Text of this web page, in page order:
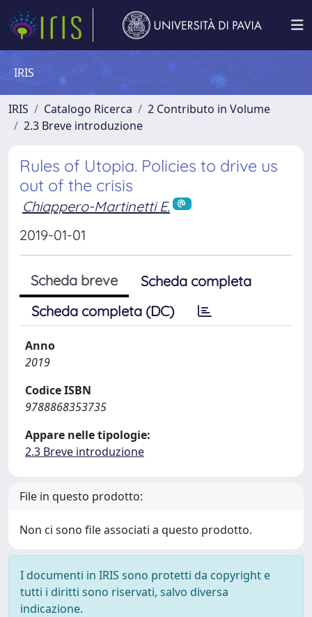
IRIS
IRIS Catalogo Ricerca
2 Contributo in Volume
2.3 Breve introduzione
Rules of Utopia. Policies to drive us
out of the crisis
Chiappero-Martinetti E.
2019-01-01
Scheda breve
Scheda completa
Scheda completa (DC)
Anno
2019
Codice ISBN
9788868353735
Appare nelle tipologie:
2.3 Breve introduzione
File in questo prodotto:
Non ci sono file associati a questo prodotto.
I documenti in IRIS sono protetti da copyright e
tutti i diritti sono riservati, salvo diversa
indicazione.